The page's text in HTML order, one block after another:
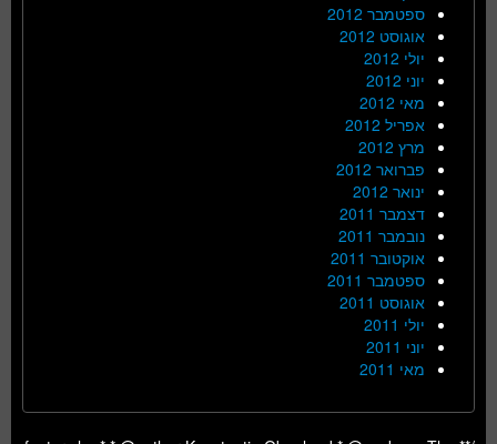
ספטמבר 2012
אוגוסט 2012
יולי 2012
יוני 2012
מאי 2012
אפריל 2012
מרץ 2012
פברואר 2012
ינואר 2012
דצמבר 2011
נובמבר 2011
אוקטובר 2011
ספטמבר 2011
אוגוסט 2011
יולי 2011
יוני 2011
מאי 2011